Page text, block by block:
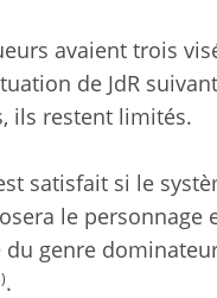
avaient trois
de JdR
ils restent limités.
satisfait si le
le personnage
genre
).